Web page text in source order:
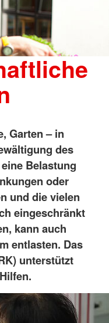
Garten – in
des
Belastung
oder
und die vielen
eingeschränkt
kann auch
entlasten. Das
unterstützt